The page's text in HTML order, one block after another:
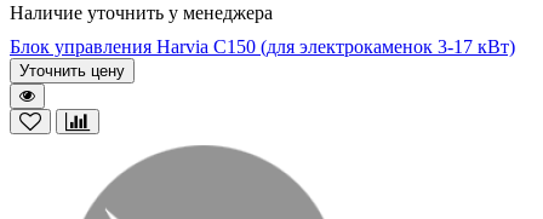
Наличие уточнить у менеджера
Блок управления Harvia C150 (для электрокаменок 3-17 кВт)
Уточнить цену